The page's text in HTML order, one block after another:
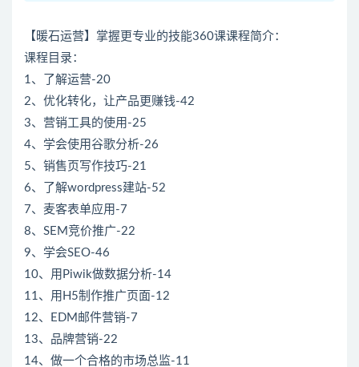
【暖石运营】掌握更专业的技能360课课程简介：
课程目录：
1、了解运营-20
2、优化转化，让产品更赚钱-42
3、营销工具的使用-25
4、学会使用谷歌分析-26
5、销售页写作技巧-21
6、了解wordpress建站-52
7、麦客表单应用-7
8、SEM竞价推广-22
9、学会SEO-46
10、用Piwik做数据分析-14
11、用H5制作推广页面-12
12、EDM邮件营销-7
13、品牌营销-22
14、做一个合格的市场总监-11